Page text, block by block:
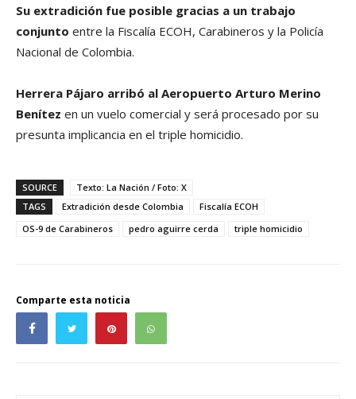
Su extradición fue posible gracias a un trabajo
conjunto entre la Fiscalía ECOH, Carabineros y la Policía
Nacional de Colombia.
Herrera Pájaro arribó al Aeropuerto Arturo Merino
Benítez en un vuelo comercial y será procesado por su
presunta implicancia en el triple homicidio.
SOURCE
Texto: La Nación / Foto: X
TAGS
Extradición desde Colombia
Fiscalía ECOH
OS-9 de Carabineros
pedro aguirre cerda triple homicidio
Comparte esta noticia